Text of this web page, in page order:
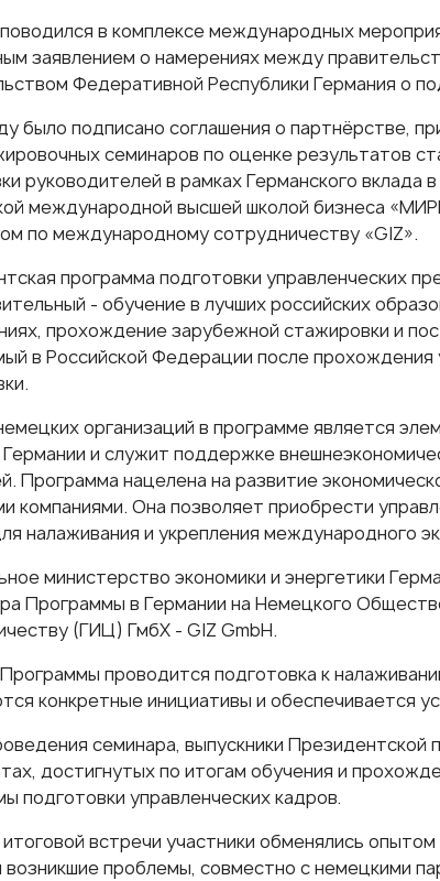
в комплексе международных
заявлением о намерениях между
Федеративной Республики Германия о
было подписано соглашения о партнёрстве,
семинаров по оценке результатов
руководителей в рамках Германского
международной высшей школой бизнеса
по международному сотрудничеству «GIZ».
программа подготовки управленческих
- обучение в лучших российских
прохождение зарубежной стажировки и
в Российской Федерации после
организаций в программе является
Германии и служит поддержке
Программа нацелена на развитие
компаниями. Она позволяет приобрести
налаживания и укрепления международного
министерство экономики и энергетики
Программы в Германии на Немецкого
(ГИЦ) ГмбХ - GIZ GmbH.
проводится подготовка к
конкретные инициативы и обеспечивается
семинара, выпускники Президентской
достигнутых по итогам обучения и
подготовки управленческих кадров.
встречи участники обменялись
возникшие проблемы, совместно с немецкими